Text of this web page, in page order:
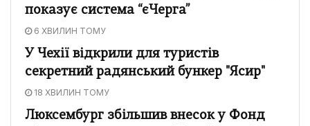
показує система “єЧерга”
6 ХВИЛИН ТОМУ
У Чехії відкрили для туристів
секретний радянський бункер "Ясир"
18 ХВИЛИН ТОМУ
Люксембург збільшив внесок у Фонд